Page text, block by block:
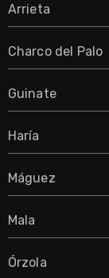
Arrieta
Charco del Palo
Guinate
Haría
Máguez
Mala
Órzola